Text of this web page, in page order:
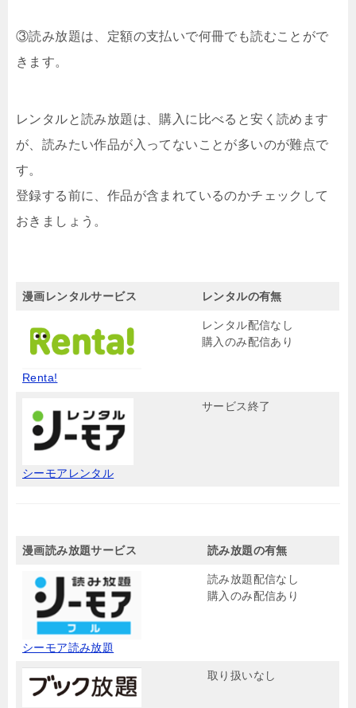
③読み放題は、定額の支払いで何冊でも読むことがで
きます。
レンタルと読み放題は、購入に比べると安く読めます
が、読みたい作品が入ってないことが多いのが難点で
す。
登録する前に、作品が含まれているのかチェックして
おきましょう。
漫画レンタルサービス レンタルの有無
Renta!
レンタル配信なし
購入のみ配信あり
シーモアレンタル
サービス終了
漫画読み放題サービス 読み放題の有無
シーモア読み放題
読み放題配信なし
購入のみ配信あり
取り扱いなし